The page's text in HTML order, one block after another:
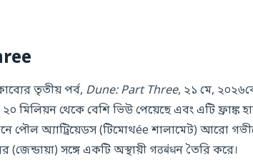
তৃতীয় পর্ব, Dune: Part Three, ২১ মে,
মিলিয়ন থেকে বেশি ভিউ পেয়েছে এবং এটি ফ্রাঙ্ক
পৌল অ্যাট্রিয়েডস (টিমোথée শালামেট) আরো
সঙ্গে একটি অস্থায়ী গठबंधন তৈরি করে।